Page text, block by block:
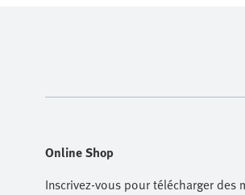
Online Shop
Inscrivez-vous pour télécharger des